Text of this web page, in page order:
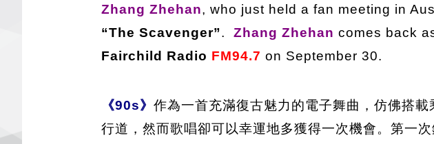
Zhang Zhehan, who just held a fan meeting in
“The Scavenger”. Zhang Zhehan comes back
Fairchild Radio FM94.7 on September 30.
《90s》 作為一首充滿復古魅力的電子舞曲，仿佛搭
行道，然而歌唱卻可以幸運地多獲得一次機會。第一